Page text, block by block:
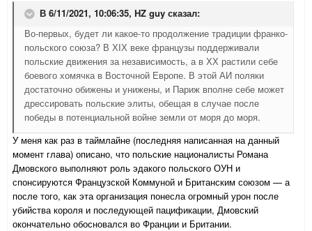
В 6/11/2021, 10:06:35, HZ guy сказал:
Во-первых, будет ли какое-то продолжение традиции франко-
польского союза? В ХІХ веке французы поддерживали
польские движения за независимость, а в ХХ растили себе
боевого хомячка в Восточной Европе. В этой АИ поляки
достаточно обижены и унижены, и Париж вполне себе может
дрессировать польские элиты, обещая в случае после
победы в потенциальной войне земли от моря до моря.
У меня как раз в таймлайне (последняя написанная на данный
момент глава) описано, что польские националисты Романа
Дмовского выполняют роль эдакого польского ОУН и
спонсируются Французской Коммуной и Британским союзом — а
после того, как эта организация понесла огромный урон после
убийства короля и последующей пацификации, Дмовский
окончательно обосновался во Франции и Британии.